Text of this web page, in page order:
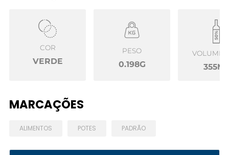
COR
VERDE
PESO
0.198G
VOLUME
355ML
MARCAÇÕES
ALIMENTOS POTES PADRÃO